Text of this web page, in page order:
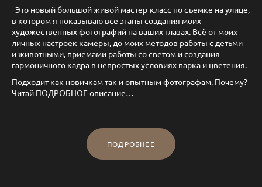
Это новый большой живой мастер-класс по съемке на улице,
в котором я показываю все этапы создания моих
художественных фотографий на ваших глазах. Всё от моих
личных настроек камеры, до моих методов работы с детьми
и животными, приемами работы со светом и создания
гармоничного кадра в непростых условиях парка и цветения.
Подходит как новичкам так и опытным фотографам. Почему?
Читай ПОДРОБНОЕ описание…
ПОДРОБНЕЕ